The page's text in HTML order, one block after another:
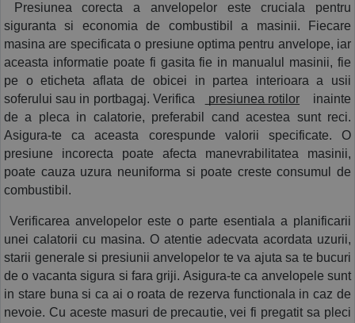
Presiunea corecta a anvelopelor este cruciala pentru
siguranta si economia de combustibil a masinii. Fiecare
masina are specificata o presiune optima pentru anvelope, iar
aceasta informatie poate fi gasita fie in manualul masinii, fie
pe o eticheta aflata de obicei in partea interioara a usii
soferului sau in portbagaj. Verifica
presiunea rotilor
inainte
de a pleca in calatorie, preferabil cand acestea sunt reci.
Asigura-te ca aceasta corespunde valorii specificate. O
presiune incorecta poate afecta manevrabilitatea masinii,
poate cauza uzura neuniforma si poate creste consumul de
combustibil.
Verificarea anvelopelor este o parte esentiala a planificarii
unei calatorii cu masina. O atentie adecvata acordata uzurii,
starii generale si presiunii anvelopelor te va ajuta sa te bucuri
de o vacanta sigura si fara griji. Asigura-te ca anvelopele sunt
in stare buna si ca ai o roata de rezerva functionala in caz de
nevoie. Cu aceste masuri de precautie, vei fi pregatit sa pleci